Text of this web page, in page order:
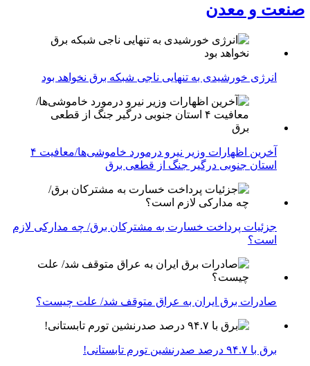
صنعت و معدن
انرژی خورشیدی به تنهایی ناجی شبکه برق نخواهد بود
آخرین اظهارات وزیر نیرو درمورد خاموشی‌ها/معافیت ۴
استان جنوبی درگیر جنگ از قطعی برق
جزئیات پرداخت خسارت به مشترکان برق/ چه مدارکی لازم
است؟
صادرات برق ایران به عراق متوقف شد/ علت چیست؟
برق با ۹۴.۷ درصد صدرنشین تورم تابستانی!